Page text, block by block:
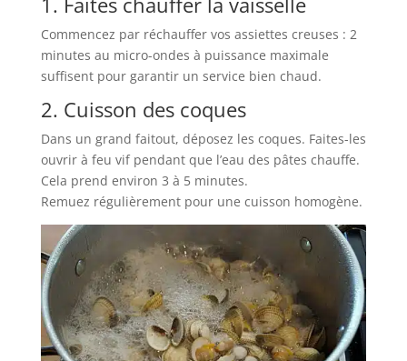
Commencez par réchauffer vos assiettes creuses : 2
minutes au micro-ondes à puissance maximale
suffisent pour garantir un service bien chaud.
2. Cuisson des coques
Dans un grand faitout, déposez les coques. Faites-les
ouvrir à feu vif pendant que l’eau des pâtes chauffe.
Cela prend environ 3 à 5 minutes.
Remuez régulièrement pour une cuisson homogène.